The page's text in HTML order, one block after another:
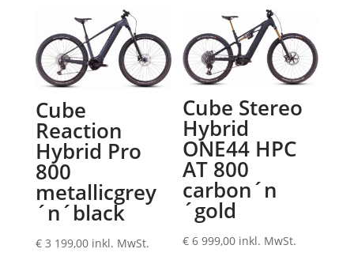
Cube
Reaction
Hybrid Pro
800
metallicgrey
´n´black
€3 199,00 inkl. MwSt.
Cube Stereo
Hybrid
ONE44 HPC
AT 800
carbon´n
´gold
€ 6 999,00 inkl. MwSt.